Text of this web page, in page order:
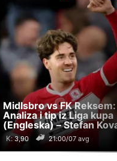
Midlsbro vs FK Reksem:
Analiza i tip iz Liga kupa
(Engleska) – Stefan
K: 21:00/07 avg